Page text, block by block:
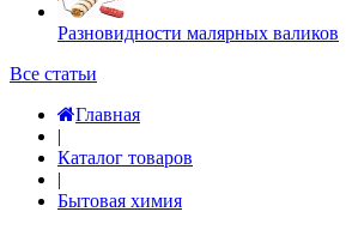
Разновидности малярных валиков
Все статьи
Главная
|
Каталог товаров
|
Бытовая химия